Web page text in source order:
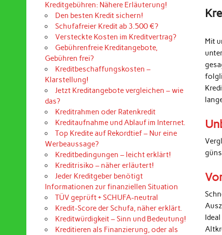
Mit
Kreditgebühren: Nähere Erläuterung!
Den besten Kredit sichern!
Schufafreier Kredit ab 3.500 €?
Versteckte Kosten im Kreditvertrag?
Gebührenfreie Kreditangebote,
Gebühren frei?
Kreditbeschaffungskosten –
Klarstellung!
Jetzt Kreditangebote vergleichen – wie
das?
Kreditrahmen oder Ratenkredit
Kreditaufnahme und Ablauf im Internet.
Top Kredite auf Rekordtief – Nur eine
Werbeaussage?
Kreditbedingungen – leicht erklärt!
Kreditrisiko – näher erläutert!
Jeder Kreditgeber benötigt
Informationen zur finanziellen Situation
TÜV geprüft + SCHUFA-neutral
Kredit-Score der Schufa, näher erklärt.
Kreditwürdigkeit – Sinn und Bedeutung!
Kreditieren als Finanzierung, oder als